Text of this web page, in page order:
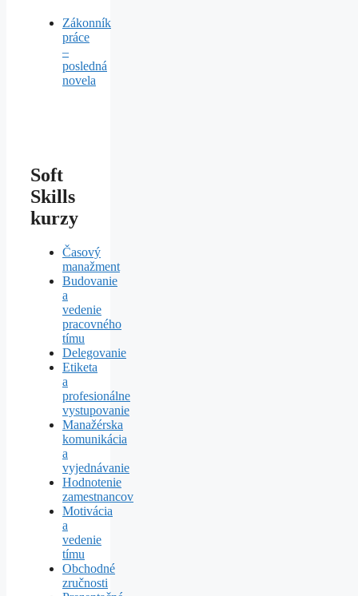
Zákonník
práce
–
posledná
novela
Soft
Skills
kurzy
Časový
manažment
Budovanie
a
vedenie
pracovného
tímu
Delegovanie
Etiketa
a
profesionálne
vystupovanie
Manažérska
komunikácia
a
vyjednávanie
Hodnotenie
zamestnancov
Motivácia
a
vedenie
tímu
Obchodné
zručnosti